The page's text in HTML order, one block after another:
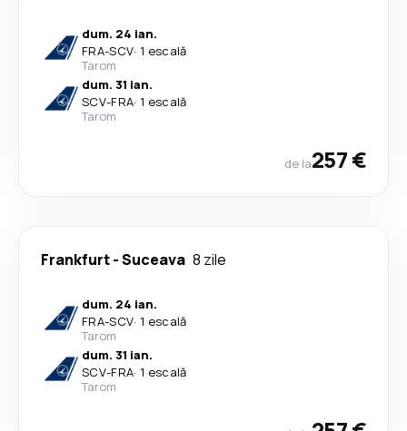
dum. 24 ian.
FRA-SCV· 1 escală
Tarom
dum. 31 ian.
SCV-FRA· 1 escală
Tarom
de la257 €
Frankfurt-Suceava 8 zile
dum. 24 ian.
FRA-SCV· 1 escală
Tarom
dum. 31 ian.
SCV-FRA· 1 escală
Tarom